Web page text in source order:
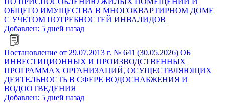
ПО ПРИСПОСОБЛЕНИЮ ЖИЛЫХ ПОМЕЩЕНИЙ И
ОБЩЕГО ИМУЩЕСТВА В МНОГОКВАРТИРНОМ ДОМЕ
С УЧЕТОМ ПОТРЕБНОСТЕЙ ИНВАЛИДОВ
Добавлен: 5 дней назад
Постановление от 29.07.2013 г. № 641 (30.05.2026) ОБ
ИНВЕСТИЦИОННЫХ И ПРОИЗВОДСТВЕННЫХ
ПРОГРАММАХ ОРГАНИЗАЦИЙ, ОСУЩЕСТВЛЯЮЩИХ
ДЕЯТЕЛЬНОСТЬ В СФЕРЕ ВОДОСНАБЖЕНИЯ И
ВОДООТВЕДЕНИЯ
Добавлен: 5 дней назад